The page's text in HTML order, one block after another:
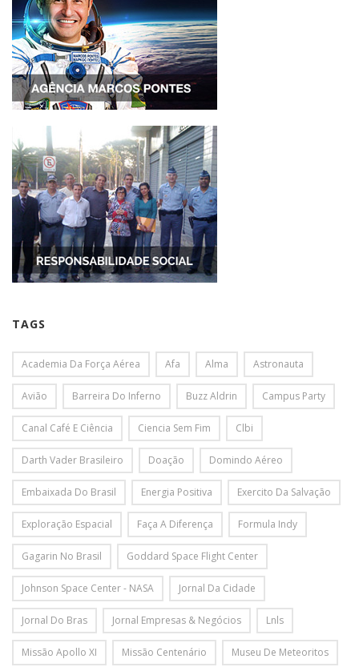
TAGS
Academia Da Força Aérea Afa Alma Astronauta
Avião Barreira Do Inferno Buzz Aldrin Campus Party
Canal Café E Ciência Ciencia Sem Fim Clbi
Darth Vader Brasileiro Doação Domindo Aéreo
Embaixada Do Brasil Energia Positiva Exercito Da Salvação
Exploração Espacial Faça A Diferença Formula Indy
Gagarin No Brasil Goddard Space Flight Center
Johnson Space Center - NASA Jornal Da Cidade
Jornal Do Bras Jornal Empresas & Negócios Lnls
Missão Apollo XI Missão Centenário Museu De Meteoritos